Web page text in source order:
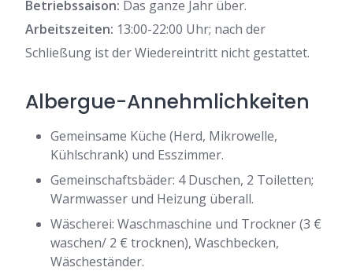
Betriebssaison: Das ganze Jahr über.
Arbeitszeiten: 13:00-22:00 Uhr; nach der
Schließung ist der Wiedereintritt nicht gestattet.
Albergue-Annehmlichkeiten
Gemeinsame Küche (Herd, Mikrowelle,
Kühlschrank) und Esszimmer.
Gemeinschaftsbäder: 4 Duschen, 2 Toiletten;
Warmwasser und Heizung überall.
Wäscherei: Waschmaschine und Trockner (3 €
waschen/ 2 € trocknen), Waschbecken,
Wäscheständer.